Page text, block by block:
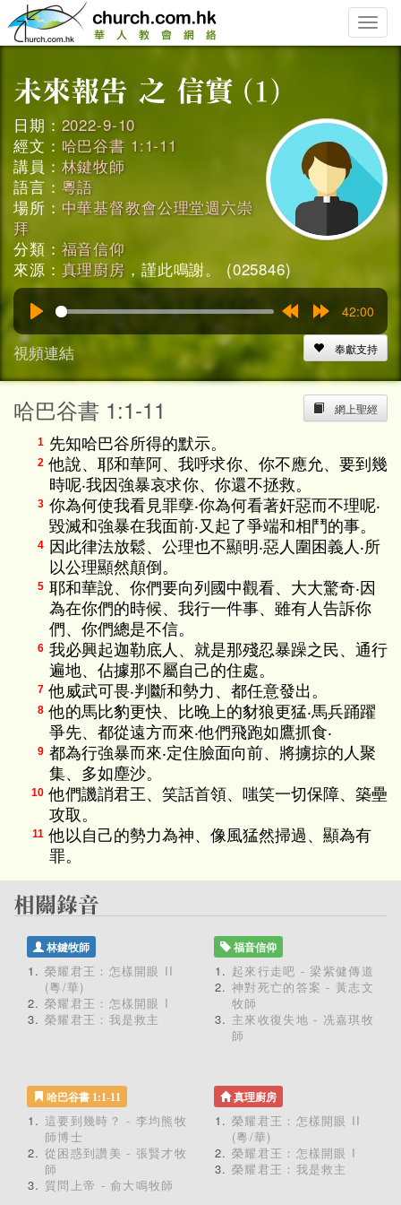
Toggle
日期： 2022-9-10
經文： 哈巴谷書 1:1-11
講員： 林鍵牧師
語言： 粵語
場所： 中華基督教會公理堂週六崇
拜
分類： 福音信仰
來源： 真理廚房 ，謹此鳴謝。 (025846)
15s
42:00
視頻連結 奉獻支持
網上聖經
哈巴谷書 1:1-11
1 先知哈巴谷所得的默示。
2 他說、耶和華阿、我呼求你、你不應允、要到幾
時呢‧我因強暴哀求你、你還不拯救。
3 你為何使我看見罪孽‧你為何看著奸惡而不理呢‧
毀滅和強暴在我面前‧又起了爭端和相鬥的事。
4
因此律法放鬆、公理也不顯明‧惡人圍困義人‧所
以公理顯然顛倒。
5 耶和華說、你們要向列國中觀看、大大驚奇‧因
為在你們的時候、我行一件事、雖有人告訴你
們、你們總是不信。
6 我必興起迦勒底人、就是那殘忍暴躁之民、通行
遍地、佔據那不屬自己的住處。
7 他威武可畏‧判斷和勢力、都任意發出。
8 他的馬比豹更快、比晚上的豺狼更猛‧馬兵踊躍
爭先、都從遠方而來‧他們飛跑如鷹抓食‧
9 都為行強暴而來‧定住臉面向前、將擄掠的人聚
集、多如塵沙。
10 他們譏誚君王、笑話首領、嗤笑一切保障、築壘
攻取。
11 他以自己的勢力為神、像風猛然掃過、顯為有
罪。
林鍵牧師
榮耀君王：怎樣開眼 II
(粵/華)
榮耀君王：怎樣開眼 I
榮耀君王：我是救主
福音信仰
起來行走吧 - 梁紫健傳道
神對死亡的答案 - 黃志文
牧師
主來收復失地 - 冼嘉琪牧
師
哈巴谷書 1:1-11
這要到幾時？ - 李均熊牧
師博士
從困惑到讚美 - 張賢才牧
師
質問上帝 - 俞大鳴牧師
真理廚房
榮耀君王：怎樣開眼 II
(粵/華)
榮耀君王：怎樣開眼 I
榮耀君王：我是救主